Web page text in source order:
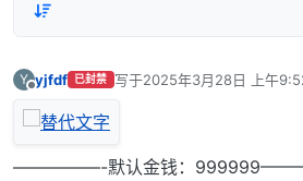
Y yjfdf 已封禁 写于2025年3月28日 上午
最后由 编辑
—————-默认金钱：